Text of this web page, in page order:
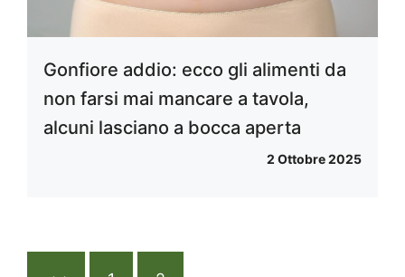
Gonfiore addio: ecco gli alimenti da
non farsi mai mancare a tavola,
alcuni lasciano a bocca aperta
2 Ottobre 2025